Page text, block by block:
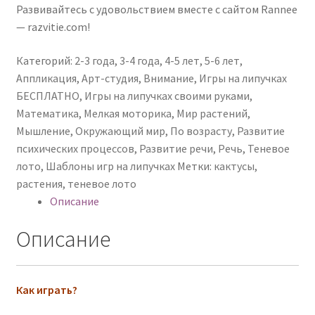
Развивайтесь с удовольствием вместе с сайтом Rannee
— razvitie.com!
Категорий: 2-3 года, 3-4 года, 4-5 лет, 5-6 лет,
Аппликация, Арт-студия, Внимание, Игры на липучках
БЕСПЛАТНО, Игры на липучках своими руками,
Математика, Мелкая моторика, Мир растений,
Мышление, Окружающий мир, По возрасту, Развитие
психических процессов, Развитие речи, Речь, Теневое
лото, Шаблоны игр на липучках Метки: кактусы,
растения, теневое лото
Описание
Описание
Как играть?